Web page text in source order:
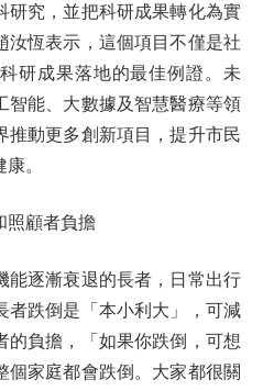
研究，並把科研成果轉化為實
汝恆表示，這個項目不僅是社
研成果落地的最佳例證。未
智能、大數據及智慧醫療等領
推動更多創新項目，提升市民
。
顧者負擔
逐漸衰退的長者，日常出行
者跌倒是「本小利大」，可減
的負擔，「如果你跌倒，可想
個家庭都會跌倒。大家都很關